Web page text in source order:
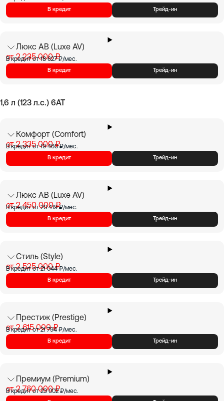
В кредит Трейд-ин
Люкс АВ (Luxe AV)
от 2 235 000 ₽
В кредит от 18 627 ₽/мес.
В кредит Трейд-ин
1,6 л (123 л.с.) 6AT
Комфорт (Comfort)
от 2 335 000 ₽
В кредит от 19 460 ₽/мес.
В кредит Трейд-ин
Люкс АВ (Luxe AV)
от 2 450 000 ₽
В кредит от 20 419 ₽/мес.
В кредит Трейд-ин
Стиль (Style)
от 2 525 000 ₽
В кредит от 21 044 ₽/мес.
В кредит Трейд-ин
Престиж (Prestige)
от 2 615 000 ₽
В кредит от 21 794 ₽/мес.
В кредит Трейд-ин
Премиум (Premium)
от 2 760 000 ₽
В кредит от 23 002 ₽/мес.